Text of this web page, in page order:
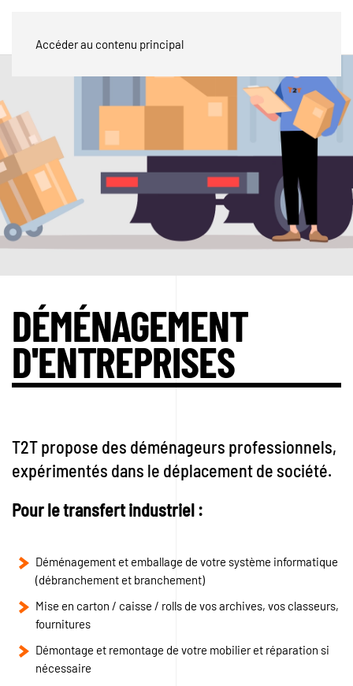
Accéder au contenu principal
DÉMÉNAGEMENT
D'ENTREPRISES
T2T propose des déménageurs professionnels,
expérimentés dans le déplacement de société.
Pour le transfert industriel :
Déménagement et emballage de votre système informatique
(débranchement et branchement)
Mise en carton / caisse / rolls de vos archives, vos classeurs,
fournitures
Démontage et remontage de votre mobilier et réparation si
nécessaire